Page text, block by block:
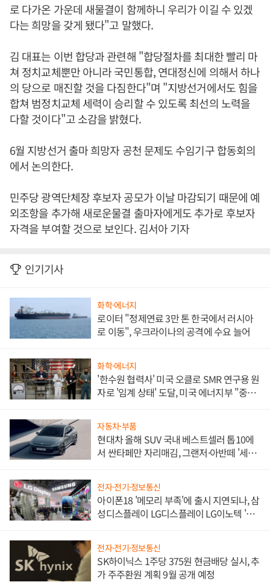
로 다가온 가운데 새물결이 함께하니 우리가 이길 수 있겠
다는 희망을 갖게 됐다"고 말했다.
김 대표는 이번 합당과 관련해 "합당절차를 최대한 빨리 마
쳐 정치교체뿐만 아니라 국민통합, 연대정신에 의해서 하나
의 당으로 매진할 것을 다짐한다"며 "지방선거에서도 힘을
합쳐 범정치교체 세력이 승리할 수 있도록 최선의 노력을
다할 것이다"고 소감을 밝혔다.
6월 지방선거 출마 희망자 공천 문제도 수임기구 합동회의
에서 논의한다.
민주당 광역단체장 후보자 공모가 이날 마감되기 때문에 예
외조항을 추가해 새로운물결 출마자에게도 추가로 후보자
자격을 부여할 것으로 보인다. 김서아 기자
인기기사
화학·에너지
로이터 "정제연료 3만 톤 한국에서 러시아
로 이동", 우크라이나의 공격에 수요 늘어
화학·에너지
'한수원 협력사' 미국 오클로 SMR 연구용 원
자로 '임계 상태' 도달, 미국 에너지부 "중요
자동차·부품
현대차 올해 SUV 국내 베스트셀러 톱10에
서 싼타페만 자리매김, 그랜저·아반떼 '세단
전자·전기·정보통신
아이폰18 '메모리 부족'에 출시 지연되나, 삼
성디스플레이 LG디스플레이 LG이노텍 '탈
전자·전기·정보통신
SK하이닉스 1주당 375원 현금배당 실시, 추
가 주주환원 계획 9월 공개 예정